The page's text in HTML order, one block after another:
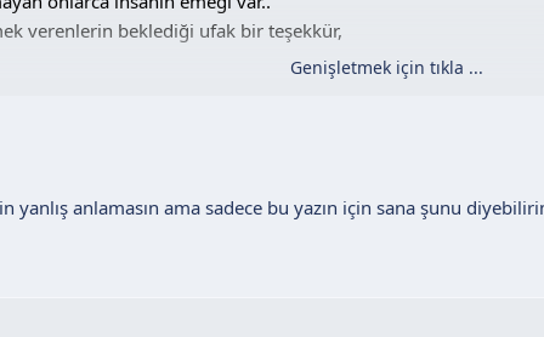
verenlerin beklediği ufak bir teşekkür,
veriyorum,
bu yüzden kitap taramaktan vaz geçip gittiler..
düzenleme yapmasını rica ediyor..
Genişletmek için tıkla ...
yanlış anlamasın ama sadece bu yazın için sana şunu